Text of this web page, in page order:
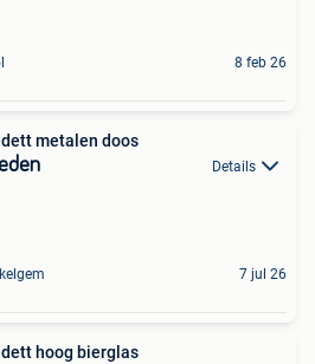
8 feb 26
metalen doos
Details
7 jul 26
hoog bierglas